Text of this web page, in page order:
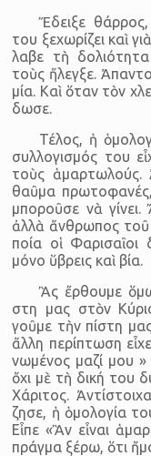
Ἔ­δειξε
του ξε­χω­ρί­ζει καὶ
λαβε τὴ
τοὺς ἤ­λεγξε.
μία. Καὶ ὅ­ταν τὸν
δωσε.
Τέ­λος, ἡ
συλ­λο­γι­σμός του
τοὺς ἁ­μαρ­τω­λούς.
θαῦμα
μπο­ροῦσε νὰ
ἀλλὰ ἄν­θρω­πος τοῦ
ποία οἱ
μόνο ὕ­βρεις καὶ βία.
Ἂς ἔρ­θουμε
στη μας στὸν
γοῦμε τὴν πί­στη
ἄλλη πε­ρί­πτωση
νω­μέ­νος μαζί μου »
ὄχι μὲ τὴ δική του
Χά­ρι­τος.
ζησε, ἡ ὁ­μο­λο­γία
Εἶπε «Ἂν εἶ­ναι
πρά­γμα ξέρω, ὅτι